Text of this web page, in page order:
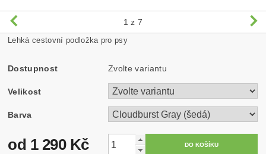
1 z 7
Lehká cestovní podložka pro psy
Dostupnost Zvolte variantu
Velikost
Barva
od 1 290 Kč